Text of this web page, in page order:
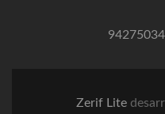
Zerif Lite